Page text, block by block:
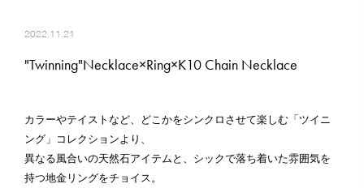
2022.11.21
"Twinning"Necklace×Ring×K10 Chain Necklace
カラーやテイストなど、どこかをシンクロさせて楽しむ「ツイニ
ング」コレクションより、
異なる風合いの天然石アイテムと、シックで落ち着いた雰囲気を
持つ地金リングをチョイス。